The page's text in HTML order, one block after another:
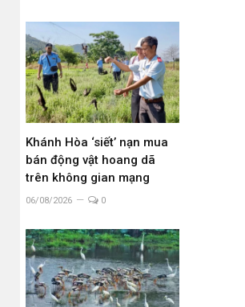
Khánh Hòa ‘siết’ nạn mua
bán động vật hoang dã
trên không gian mạng
06/08/2026 0